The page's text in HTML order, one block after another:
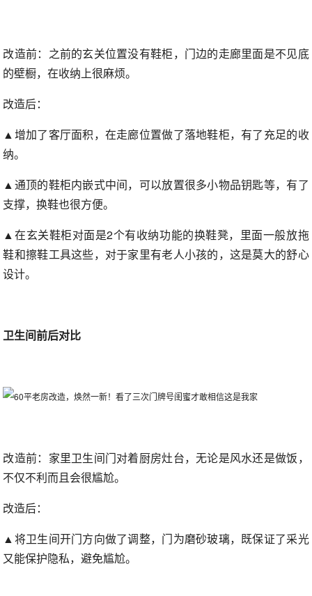
改造前：之前的玄关位置没有鞋柜，门边的走廊里面是不见底
的壁橱，在收纳上很麻烦。
改造后：
▲增加了客厅面积，在走廊位置做了落地鞋柜，有了充足的收
纳。
▲通顶的鞋柜内嵌式中间，可以放置很多小物品钥匙等，有了
支撑，换鞋也很方便。
▲在玄关鞋柜对面是2个有收纳功能的换鞋凳，里面一般放拖
鞋和擦鞋工具这些，对于家里有老人小孩的，这是莫大的舒心
设计。
卫生间前后对比
改造前：家里卫生间门对着厨房灶台，无论是风水还是做饭，
不仅不利而且会很尴尬。
改造后：
▲将卫生间开门方向做了调整，门为磨砂玻璃，既保证了采光
又能保护隐私，避免尴尬。